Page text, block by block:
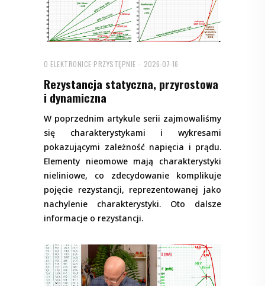
O ELEKTRONICE PRZYSTĘPNIE 2026-07-16
Rezystancja statyczna, przyrostowa
i dynamiczna
W poprzednim artykule serii zajmowaliśmy
się charakterystykami i wykresami
pokazującymi zależność napięcia i prądu.
Elementy nieomowe mają charakterystyki
nieliniowe, co zdecydowanie komplikuje
pojęcie rezystancji, reprezentowanej jako
nachylenie charakterystyki. Oto dalsze
informacje o rezystancji.